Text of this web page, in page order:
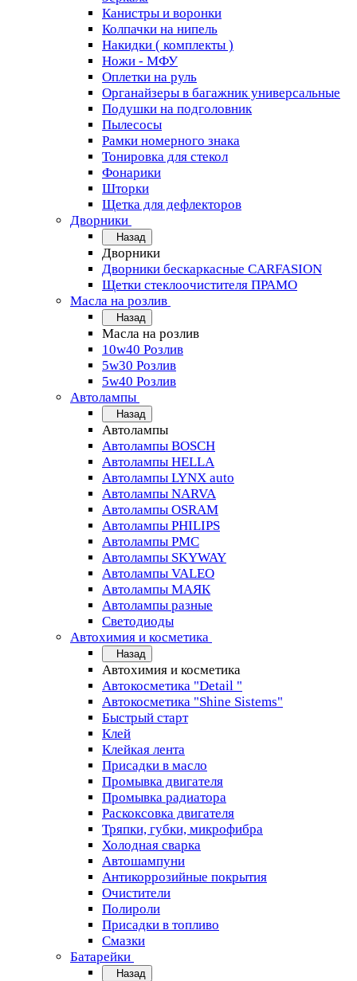
Канистры и воронки
Колпачки на нипель
Накидки ( комплекты )
Ножи - МФУ
Оплетки на руль
Органайзеры в багажник универсальные
Подушки на подголовник
Пылесосы
Рамки номерного знака
Тонировка для стекол
Фонарики
Шторки
Щетка для дефлекторов
Дворники
Назад
Дворники
Дворники бескаркасные CARFASION
Щетки стеклоочистителя ПРАМО
Масла на розлив
Назад
Масла на розлив
10w40 Розлив
5w30 Розлив
5w40 Розлив
Автолампы
Назад
Автолампы
Автолампы BOSCH
Автолампы HELLA
Автолампы LYNX auto
Автолампы NARVA
Автолампы OSRAM
Автолампы PHILIPS
Автолампы PMC
Автолампы SKYWAY
Автолампы VALEO
Автолампы МАЯК
Автолампы разные
Светодиоды
Автохимия и косметика
Назад
Автохимия и косметика
Автокосметика "Detail "
Автокосметика "Shine Sistems"
Быстрый старт
Клей
Клейкая лента
Присадки в масло
Промывка двигателя
Промывка радиатора
Раскоксовка двигателя
Тряпки, губки, микрофибра
Холодная сварка
Автошампуни
Антикоррозийные покрытия
Очистители
Полироли
Присадки в топливо
Смазки
Батарейки
Назад